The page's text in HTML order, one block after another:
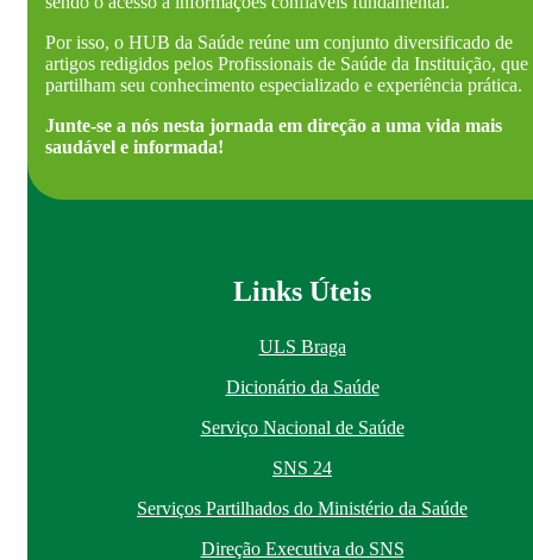
Por isso, o HUB da Saúde reúne um conjunto diversificado de
artigos redigidos pelos Profissionais de Saúde da Instituição, que
partilham seu conhecimento especializado e experiência prática.
Junte-se a nós nesta jornada em direção a uma vida mais
saudável e informada!
Links Úteis
ULS Braga
Dicionário da Saúde
Serviço Nacional de Saúde
SNS 24
Serviços Partilhados do Ministério da Saúde
Direção Executiva do SNS